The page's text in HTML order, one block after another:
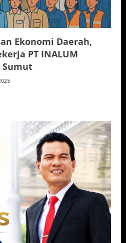
Ekonomi Daerah,
PT INALUM
Sumut